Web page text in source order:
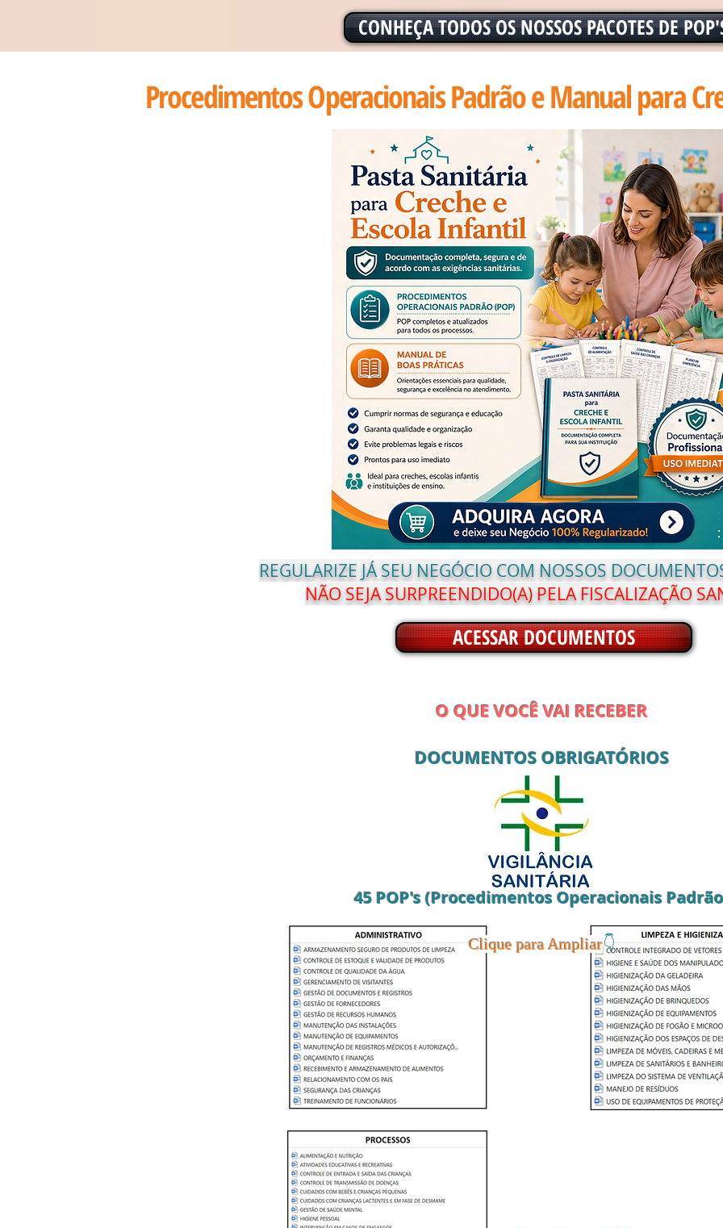
CONHEÇA TODOS OS NOSSOS PACOTES DE
Procedimentos Operacionais Padrão e Manual para
REGULARIZE JÁ SEU NEGÓCIO COM NOSSOS
NÃO SEJA SURPREENDIDO(A) PELA FISCALIZAÇÃO
O QUE VOCÊ VAI RECEBER
DOCUMENTOS OBRIGATÓRIOS
45 POP's (Procedimentos Operacionais
ACESSAR DOCUMENTOS
Clique para Ampliar👇